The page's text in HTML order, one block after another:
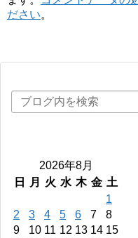
ださい。
2026年8月
日
月 火 水 木 金 土
1
2
3 4 5 6 7
8
9
10 11 12 13 14 15